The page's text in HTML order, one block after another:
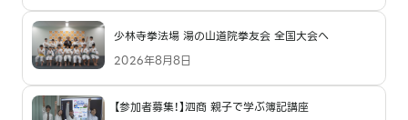
少林寺拳法場 湯の山道院拳友会 全国大会へ
2026年8月8日
【参加者募集！】泗商 親子で学ぶ簿記講座